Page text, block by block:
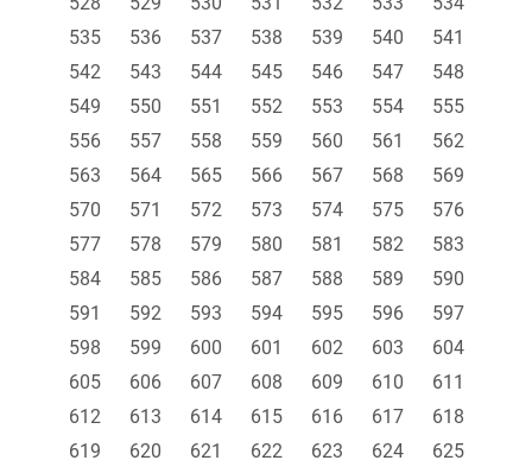
535
536 537 538 539 540
541
542
543 544 545 546 547
548
549
550 551 552 553 554
555
556
557 558 559 560 561
562
563
564 565 566 567 568
569
570
571 572 573 574 575
576
577
578 579 580 581 582
583
584
585 586 587 588 589
590
591
592 593 594 595 596
597
598
599 600 601 602 603
604
605
606 607 608 609 610
611
612
613 614 615 616 617
618
619
620 621 622 623 624
625